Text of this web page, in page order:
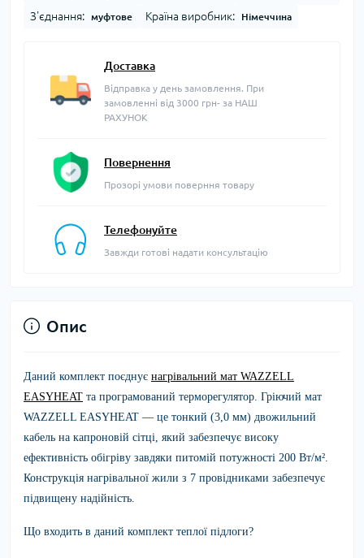
З'єднання: муфтове Країна виробник: Німеччина
Доставка
Відправка у день замовлення. При
замовленні від 3000 грн- за НАШ
РАХУНОК
Повернення
Прозорі умови поверння товару
Телефонуйте
Завжди готові надати консультацію
Опис
Даний комплект поєднує нагрівальний мат WAZZELL
EASYHEAT та програмований терморегулятор. Гріючий мат
WAZZELL EASYHEAT — це тонкий (3,0 мм) двожильний
кабель на капроновій сітці, який забезпечує високу
ефективність обігріву завдяки питомій потужності 200 Вт/м².
Конструкція нагрівальної жили з 7 провідниками забезпечує
підвищену надійність.
Що входить в даний комплект теплої підлоги?